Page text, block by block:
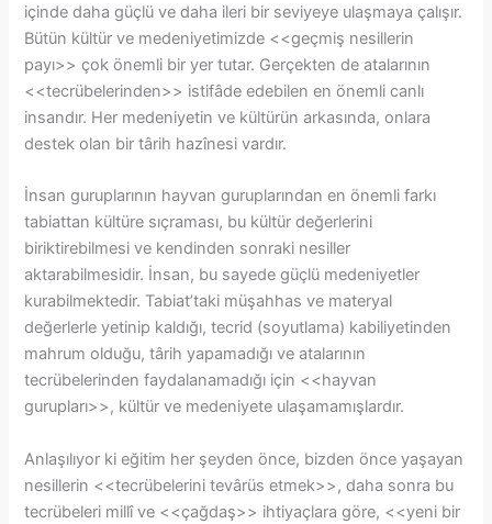
içinde daha güçlü ve daha ileri bir seviyeye ulaşmaya çalışır.
Bütün kültür ve medeniyetimizde <<geçmiş nesillerin
payı>> çok önemli bir yer tutar. Gerçekten de atalarının
<<tecrübelerinden>> istifâde edebilen en önemli canlı
insandır. Her medeniyetin ve kültürün arkasında, onlara
destek olan bir târih hazînesi vardır.
İnsan guruplarının hayvan guruplarından en önemli farkı
tabiattan kültüre sıçraması, bu kültür değerlerini
biriktirebilmesi ve kendinden sonraki nesiller
aktarabilmesidir. İnsan, bu sayede güçlü medeniyetler
kurabilmektedir. Tabiat’taki müşahhas ve materyal
değerlerle yetinip kaldığı, tecrid (soyutlama) kabiliyetinden
mahrum olduğu, târih yapamadığı ve atalarının
tecrübelerinden faydalanamadığı için <<hayvan
gurupları>>, kültür ve medeniyete ulaşamamışlardır.
Anlaşılıyor ki eğitim her şeyden önce, bizden önce yaşayan
nesillerin <<tecrübelerini tevârüs etmek>>, daha sonra bu
tecrübeleri millî ve <<çağdaş>> ihtiyaçlara göre, <<yeni bir